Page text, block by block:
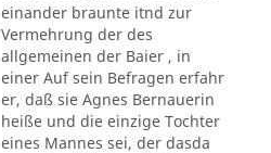
einander braunte itnd zur
Vermehrung der des
allgemeinen der Baier , in
einer Auf sein Befragen erfahr
er, daß sie Agnes Bernauerin
heiße und die einzige Tochter
eines Mannes sei, der dasda